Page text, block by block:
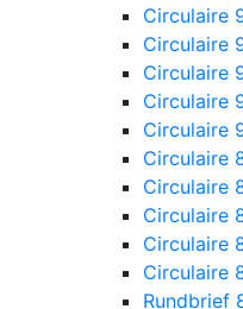
Circulaire
Circulaire
Circulaire
Circulaire
Circulaire
Circulaire
Circulaire
Circulaire
Circulaire
Circulaire
Rundbrief